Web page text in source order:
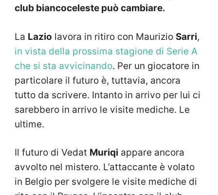
club biancoceleste può cambiare.
La Lazio lavora in ritiro con Maurizio Sarri,
in vista della prossima stagione di Serie A
che si sta avvicinando. Per un giocatore in
particolare il futuro è, tuttavia, ancora
tutto da scrivere. Intanto in arrivo per lui ci
sarebbero in arrivo le visite mediche. Le
ultime.
Il futuro di Vedat Muriqi appare ancora
avvolto nel mistero. L’attaccante è volato
in Belgio per svolgere le visite mediche di